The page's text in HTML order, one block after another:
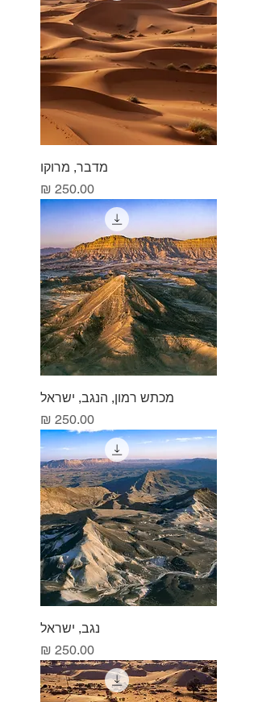
מדבר, מרוקו
מחיר
מכתש רמון, הנגב, ישראל
מחיר
נגב, ישראל
מחיר